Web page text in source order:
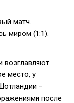
матч.
миром (1:1).
возглавляют
место, у
–
после